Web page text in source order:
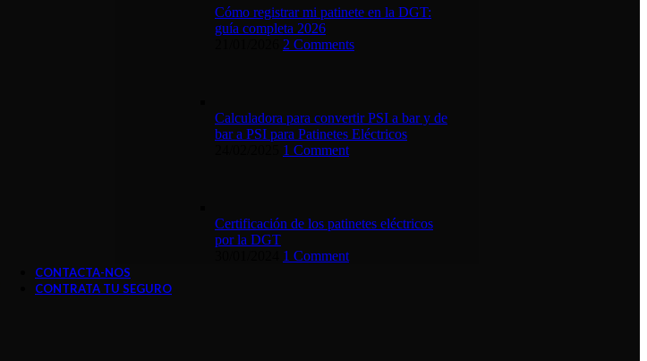
Cómo registrar mi patinete en la DGT:
guía completa 2026
2 Comments
Calculadora para convertir PSI a bar y de
bar a PSI para Patinetes Eléctricos
1 Comment
Certificación de los patinetes eléctricos
por la DGT
1 Comment
CONTACTA-NOS
CONTRATA TU SEGURO